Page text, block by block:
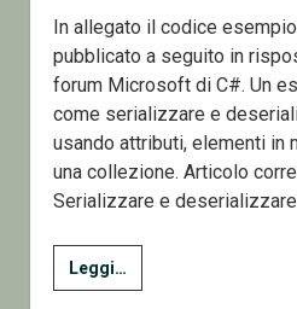
In allegato il codice
pubblicato a seguito in
forum Microsoft di C#. Un
come serializzare e
usando attributi, elementi in
una collezione. Articolo
Serializzare e
Leggi…WPF
Beginners